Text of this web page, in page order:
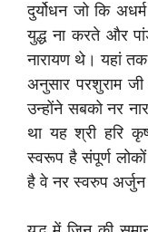
दुर्योधन जो कि
युद्ध ना करते और
नारायण थे। यहां तक
अनुसार परशुराम
उन्होंने सबको नर
था यह श्री हरि
स्वरूप है संपूर्ण
है वे नर स्वरुप अर्जुन